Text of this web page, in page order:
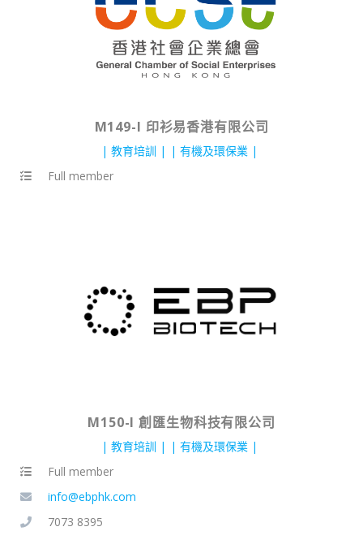
M149-I 印衫易香港有限公司
教育培訓
有機及環保業
Full member
M150-I 創匯生物科技有限公司
教育培訓
有機及環保業
Full member
info@ebphk.com
7073 8395